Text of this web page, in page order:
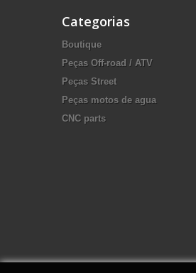
Categorias
Boutique
Peças Off-road / ATV
Peças Street
Peças motos de agua
CNC parts